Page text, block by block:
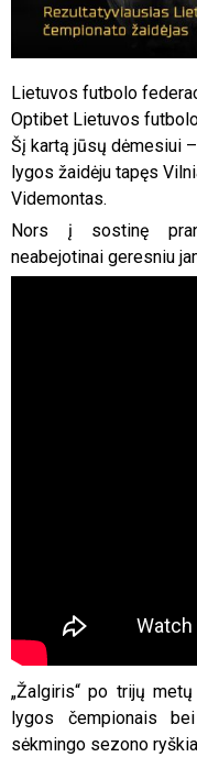
Lietuvos futbolo
Optibet Lietuvos
Šį kartą jūsų dėmesiui
lygos žaidėju tapęs
Videmontas.
Nors į sostinę
neabejotinai geresniu
„Žalgiris“ po trijų
lygos čempionais
sėkmingo sezono